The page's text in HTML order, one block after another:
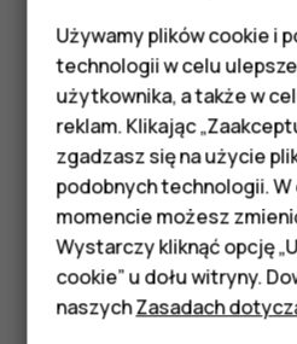
Smartfony
Telefony z
Akcesoria
HMD Terra M
Tablety
W przeglądarce Chrome
Dotknij pola obok paska
Dotknij odpowiedniej karty.
Zamykanie karty
W przeglądarce Chrome
Dotknij pola obok paska
DotknijXna karcie, którą
Używamy plików cookie i
technologii w celu
użytkownika, a także w
reklam. Klikając
zgadzasz się na użycie
podobnych technologii.
momencie możesz
Wystarczy kliknąć opcję
cookie” u dołu witryny.
naszychZasadach